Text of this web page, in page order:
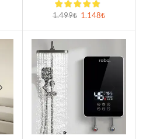
1.499₺ 1.148₺